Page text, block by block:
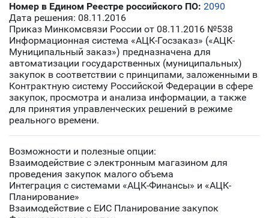
Номер в Едином Реестре российского ПО: 2090
Дата решения: 08.11.2016
Приказ Минкомсвязи России от 08.11.2016 №538
Информационная система «АЦК-Госзаказ» («АЦК-
Муниципальный заказ») предназначена для
автоматизации государственных (муниципальных)
закупок в соответствии с принципами, заложенными в
Контрактную систему Российской Федерации в сфере
закупок, просмотра и анализа информации, а также
для принятия управленческих решений в режиме
реального времени.
Возможности и полезные опции:
Взаимодействие с электронным магазином для
проведения закупок малого объема
Интеграция с системами «АЦК-Финансы» и «АЦК-
Планирование»
Взаимодействие с ЕИС Планирование закупок